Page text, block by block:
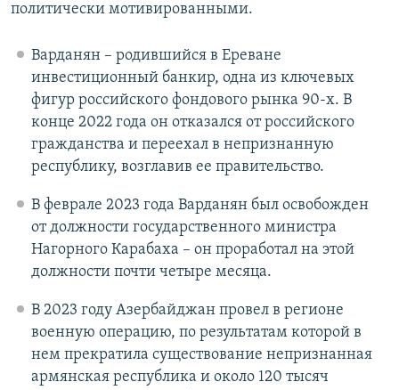
политически мотивированными.
Варданян – родившийся в Ереване
инвестиционный банкир, одна из ключевых
фигур российского фондового рынка 90-х. В
конце 2022 года он отказался от российского
гражданства и переехал в непризнанную
республику, возглавив ее правительство.
В феврале 2023 года Варданян был освобожден
от должности государственного министра
Нагорного Карабаха – он проработал на этой
должности почти четыре месяца.
В 2023 году Азербайджан провел в регионе
военную операцию, по результатам которой в
нем прекратила существование непризнанная
армянская республика и около 120 тысяч